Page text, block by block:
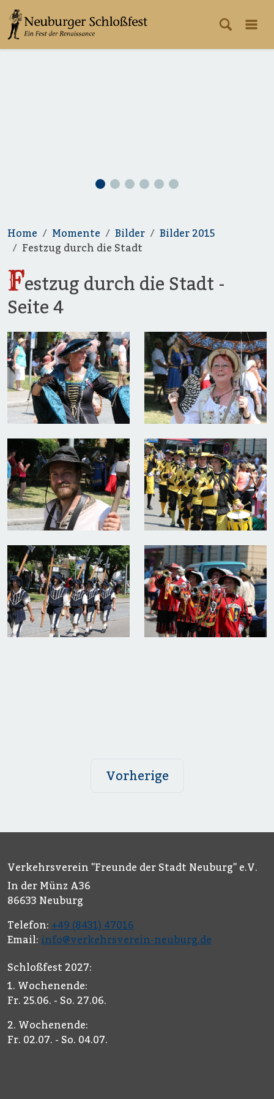
Home Momente Bilder
Bilder 2015
Festzug durch die Stadt
Festzug durch die Stadt -
Seite 4
Vorherige
Verkehrsverein "Freunde der Stadt Neuburg" e.V.
In der Münz A36
86633 Neuburg
Telefon: +49 (8431) 47016
Email: info@verkehrsverein-neuburg.de
Schloßfest 2027:
1. Wochenende:
Fr. 25.06. - So. 27.06.
2. Wochenende:
Fr. 02.07. - So. 04.07.